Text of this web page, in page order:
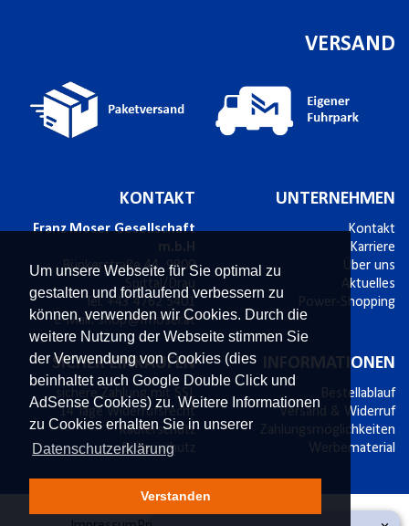
Um unsere Webseite für Sie optimal zu
gestalten und fortlaufend verbessern zu
können, verwenden wir Cookies. Durch die
weitere Nutzung der Webseite stimmen Sie
der Verwendung von Cookies (dies
beinhaltet auch Google Double Click und
AdSense Cookies) zu. Weitere Informationen
zu Cookies erhalten Sie in unserer
Datenschutzerklärung
Verstanden
VERSAND
KONTAKT
Franz Moser Gesellschaft
m.b.H
Bünkerstraße 44,9800
Spittal/Drau
Tel. +43 4762 5401
E-Mail: shop@fmoser.at
UNTERNEHMEN
Kontakt
Karriere
Über uns
Aktuelles
Power-Shopping
SICHER EINKAUFEN
sichere Zahlung mit SSL
14 Tage Widerrufsrecht
Käuferschutz
Datenschutz
INFORMATIONEN
Bestellablauf
Versand & Widerruf
Zahlungsmöglichkeiten
Werbematerial